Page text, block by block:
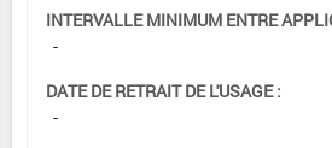
INTERVALLE MINIMUM ENTRE
-
DATE DE RETRAIT DE L'USAGE :
-